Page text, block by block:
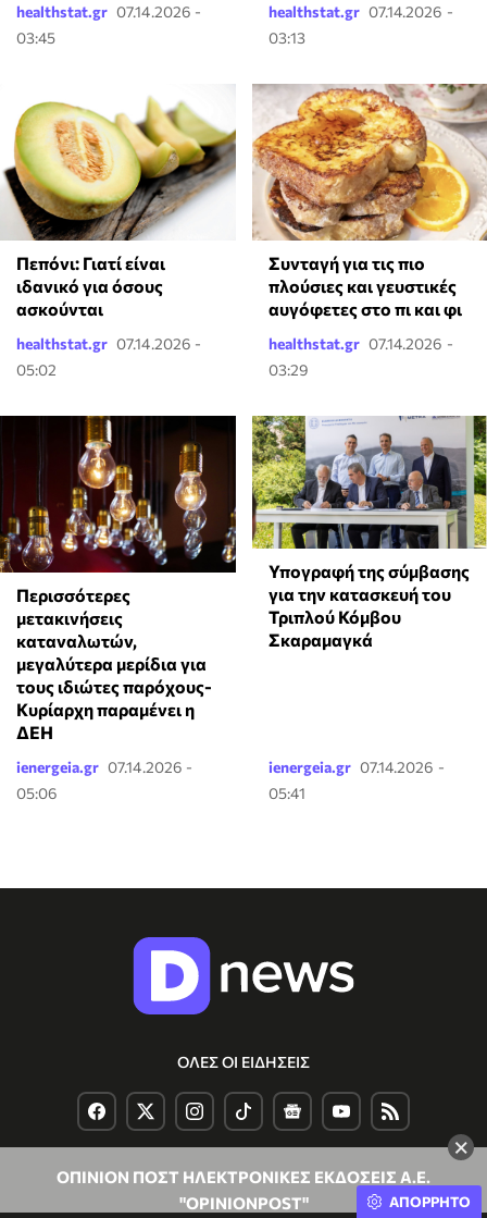
×
healthstat.gr 07.14.2026 -
03:45
healthstat.gr 07.14.2026 -
03:13
Πεπόνι: Γιατί είναι
ιδανικό για όσους
ασκούνται
healthstat.gr 07.14.2026 -
05:02
Συνταγή για τις πιο
πλούσιες και γευστικές
αυγόφετες στο πι και φι
healthstat.gr 07.14.2026 -
03:29
Περισσότερες
μετακινήσεις
καταναλωτών,
μεγαλύτερα μερίδια για
τους ιδιώτες παρόχους-
Κυρίαρχη παραμένει η
ΔΕΗ
ienergeia.gr 07.14.2026 -
05:06
Υπογραφή της σύμβασης
για την κατασκευή του
Τριπλού Κόμβου
Σκαραμαγκά
ienergeia.gr 07.14.2026 -
05:41
ΟΛΕΣ ΟΙ ΕΙΔΗΣΕΙΣ
ΟΠΙΝΙΟΝ ΠΟΣΤ ΗΛΕΚΤΡΟΝΙΚΕΣ ΕΚΔΟΣΕΙΣ Α.Ε.
"OPINIONPOST"
ΑΠΟΡΡΗΤΟ